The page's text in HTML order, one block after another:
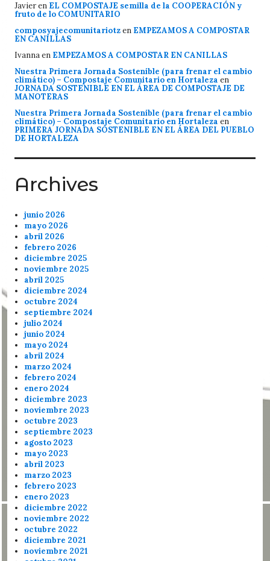
Javieren EL COMPOSTAJE semilla de la COOPERACIÓN y
fruto de lo COMUNITARIO
composyajecomunitariotzen EMPEZAMOS A COMPOSTAR
EN CANILLAS
Ivannaen EMPEZAMOS A COMPOSTAR EN CANILLAS
Nuestra Primera Jornada Sostenible (para frenar el cambio
climático) – Compostaje Comunitario en Hortaleza en
JORNADA SOSTENIBLE EN EL ÁREA DE COMPOSTAJE DE
MANOTERAS
Nuestra Primera Jornada Sostenible (para frenar el cambio
climático) – Compostaje Comunitario en Hortaleza en
PRIMERA JORNADA SOSTENIBLE EN EL ÁREA DEL PUEBLO
DE HORTALEZA
Archives
junio 2026
mayo 2026
abril 2026
febrero 2026
diciembre 2025
noviembre 2025
abril 2025
diciembre 2024
octubre 2024
septiembre 2024
julio 2024
junio 2024
mayo 2024
abril 2024
marzo 2024
febrero 2024
enero 2024
diciembre 2023
noviembre 2023
octubre 2023
septiembre 2023
agosto 2023
mayo 2023
abril 2023
marzo 2023
febrero 2023
enero 2023
diciembre 2022
noviembre 2022
octubre 2022
diciembre 2021
noviembre 2021